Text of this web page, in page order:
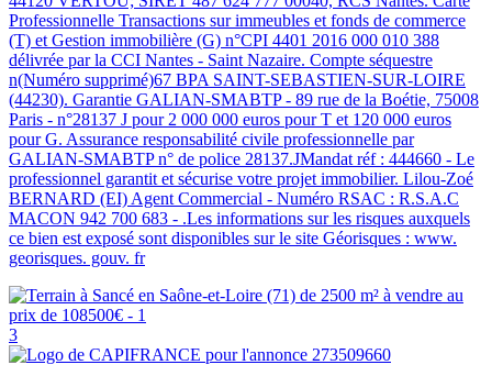
Professionnelle Transactions sur immeubles et fonds de commerce
(T) et Gestion immobilière (G) n°CPI 4401 2016 000 010 388
délivrée par la CCI Nantes - Saint Nazaire. Compte séquestre
n(Numéro supprimé)67 BPA SAINT-SEBASTIEN-SUR-LOIRE
(44230). Garantie GALIAN-SMABTP - 89 rue de la Boétie, 75008
Paris - n°28137 J pour 2 000 000 euros pour T et 120 000 euros
pour G. Assurance responsabilité civile professionnelle par
GALIAN-SMABTP n° de police 28137.JMandat réf : 444660 - Le
professionnel garantit et sécurise votre projet immobilier. Lilou-Zoé
BERNARD (EI) Agent Commercial - Numéro RSAC : R.S.A.C
MACON 942 700 683 - .Les informations sur les risques auxquels
ce bien est exposé sont disponibles sur le site Géorisques : www.
georisques. gouv. fr
3